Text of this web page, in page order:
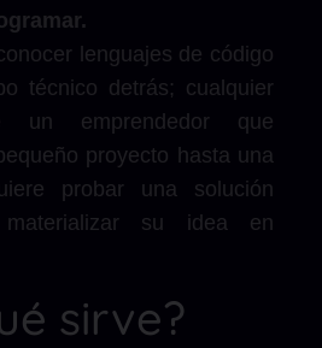
lenguajes de código
técnico detrás; cualquier
un emprendedor que
proyecto hasta una
probar una solución
su idea en
sirve?